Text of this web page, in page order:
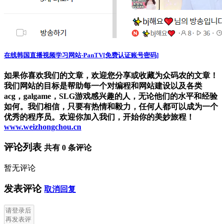
在线韩国直播视频学习网站-PanTV[免费认证账号密码]
如果你喜欢我们的文章，欢迎您分享或收藏为众码农的文章！
我们网站的目标是帮助每一个对编程和网站建设以及各类
acg，galgame，SLG游戏感兴趣的人，无论他们的水平和经验
如何。我们相信，只要有热情和毅力，任何人都可以成为一个
优秀的程序员。欢迎你加入我们，开始你的美妙旅程！
www.weizhongchou.cn
评论列表 共有 0 条评论
暂无评论
发表评论 取消回复